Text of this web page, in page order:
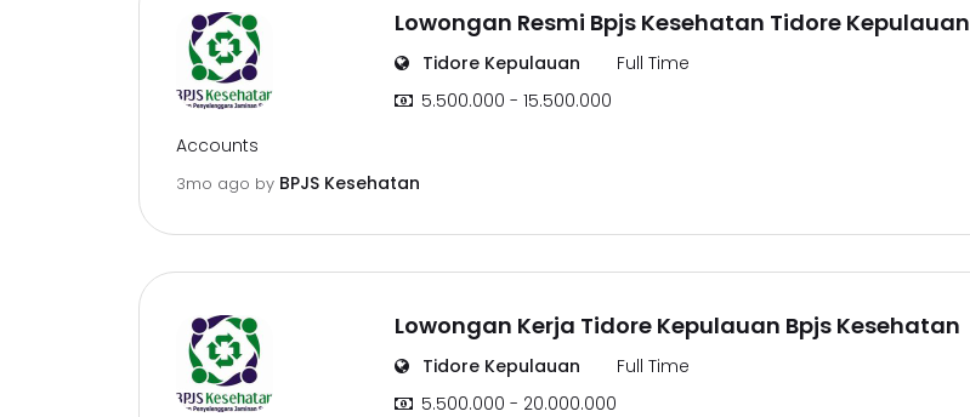
Lowongan Resmi Bpjs Kesehatan Tidore Kepulauan
Tidore Kepulauan
Full Time
5.500.000 - 15.500.000
Accounts
3mo ago by BPJS Kesehatan
Lowongan Kerja Tidore Kepulauan Bpjs Kesehatan
Tidore Kepulauan
Full Time
5.500.000 - 20.000.000